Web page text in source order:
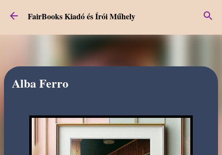
Ugrás a fő tartalomra
FairBooks Kiadó és Írói Műhely
Alba Ferro